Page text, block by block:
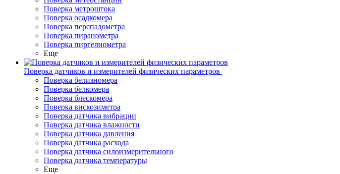
Поверка метроштока
Поверка осадкомера
Поверка перепадометра
Поверка пиранометра
Поверка пиргелиометра
Еще
Поверка датчиков и измерителей физических параметров
Поверка белизномера
Поверка белкомера
Поверка блескомера
Поверка вискозиметра
Поверка датчика вибрации
Поверка датчика влажности
Поверка датчика давления
Поверка датчика расхода
Поверка датчика силоизмерительного
Поверка датчика температуры
Еще